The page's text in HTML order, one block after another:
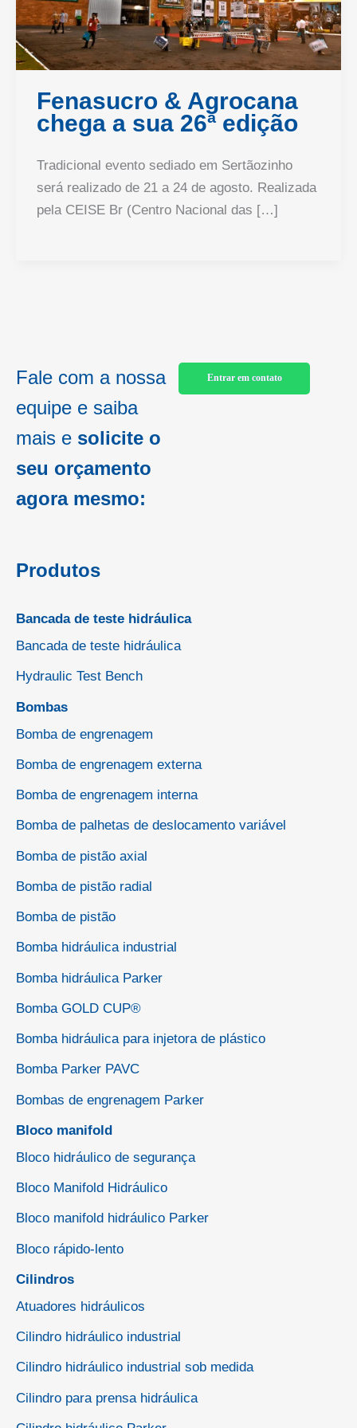
Fenasucro & Agrocana
chega a sua 26ª edição
Tradicional evento sediado em Sertãozinho
será realizado de 21 a 24 de agosto. Realizada
pela CEISE Br (Centro Nacional das […]
Fale com a nossa
equipe e saiba
mais e solicite o
seu orçamento
agora mesmo:
Entrar em contato
Produtos
Bancada de teste hidráulica
Bancada de teste hidráulica
Hydraulic Test Bench
Bombas
Bomba de engrenagem
Bomba de engrenagem externa
Bomba de engrenagem interna
Bomba de palhetas de deslocamento variável
Bomba de pistão axial
Bomba de pistão radial
Bomba de pistão
Bomba hidráulica industrial
Bomba hidráulica Parker
Bomba GOLD CUP®
Bomba hidráulica para injetora de plástico
Bomba Parker PAVC
Bombas de engrenagem Parker
Bloco manifold
Bloco hidráulico de segurança
Bloco Manifold Hidráulico
Bloco manifold hidráulico Parker
Bloco rápido-lento
Cilindros
Atuadores hidráulicos
Cilindro hidráulico industrial
Cilindro hidráulico industrial sob medida
Cilindro para prensa hidráulica